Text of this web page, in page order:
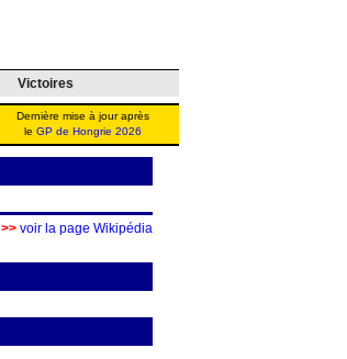
Victoires
Dernière mise à jour après
le GP de Hongrie 2026
>> voir la page Wikipédia